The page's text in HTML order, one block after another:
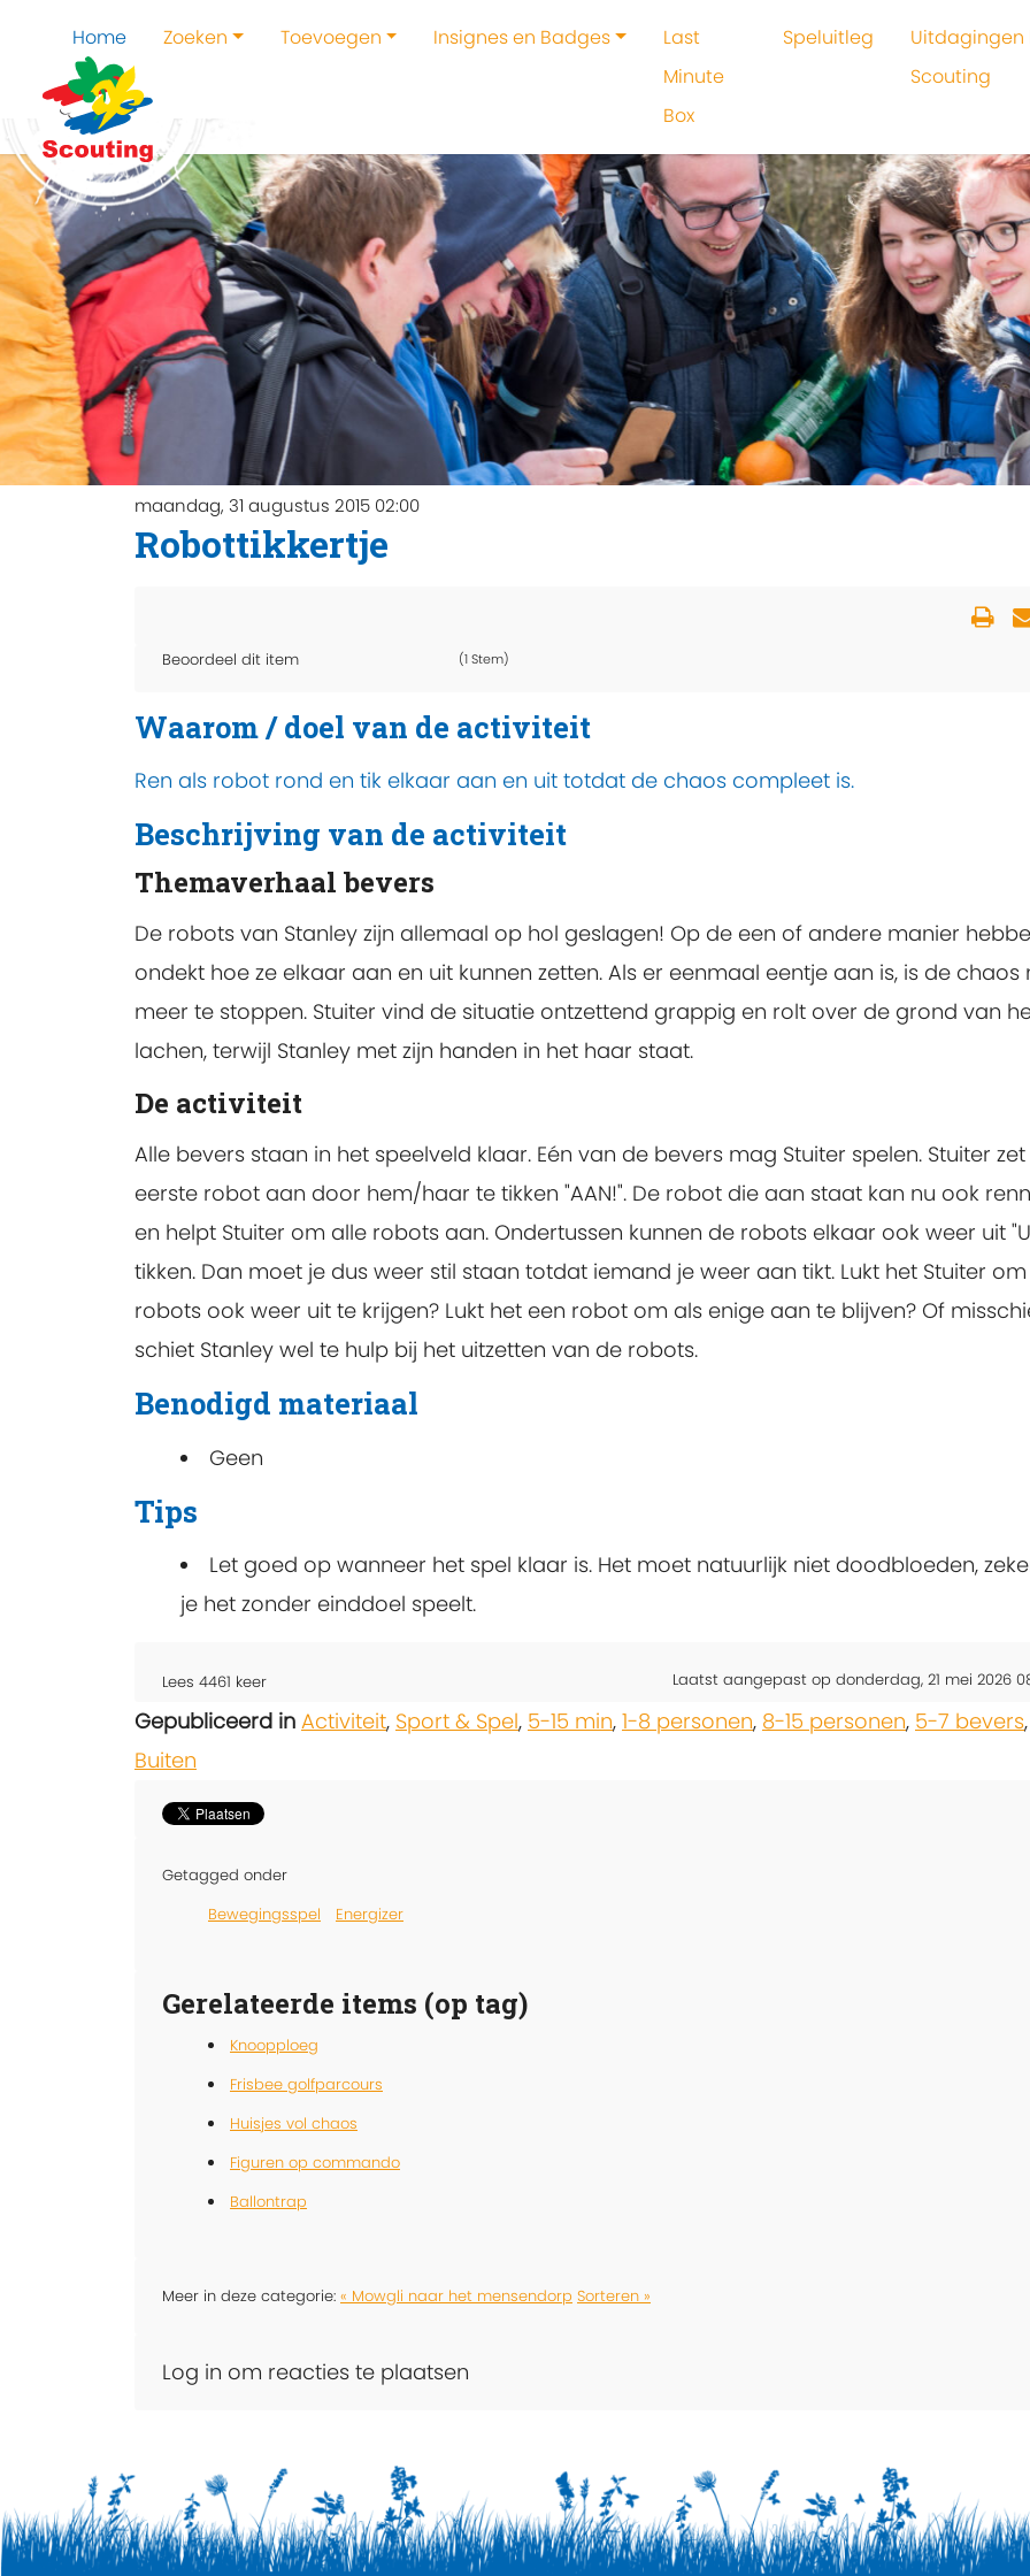
Home Zoeken Toevoegen Insignes en Badges
Last
Minute
Box
Speluitleg
Uitdagingen
Scouting
maandag, 31 augustus 2015 02:00
Robottikkertje
Beoordeel dit item (1 Stem)
Waarom / doel van de activiteit
Ren als robot rond en tik elkaar aan en uit totdat de chaos compleet is.
Beschrijving van de activiteit
Themaverhaal bevers
De robots van Stanley zijn allemaal op hol geslagen! Op de een of andere manier
ondekt hoe ze elkaar aan en uit kunnen zetten. Als er eenmaal eentje aan is, is de chaos
meer te stoppen. Stuiter vind de situatie ontzettend grappig en rolt over de grond van
lachen, terwijl Stanley met zijn handen in het haar staat.
De activiteit
Alle bevers staan in het speelveld klaar. Eén van de bevers mag Stuiter spelen. Stuiter
eerste robot aan door hem/haar te tikken "AAN!". De robot die aan staat kan nu ook
en helpt Stuiter om alle robots aan. Ondertussen kunnen de robots elkaar ook weer uit
tikken. Dan moet je dus weer stil staan totdat iemand je weer aan tikt. Lukt het Stuiter
robots ook weer uit te krijgen? Lukt het een robot om als enige aan te blijven? Of
schiet Stanley wel te hulp bij het uitzetten van de robots.
Benodigd materiaal
Geen
Tips
Let goed op wanneer het spel klaar is. Het moet natuurlijk niet doodbloeden,
je het zonder einddoel speelt.
Lees 4461 keer Laatst aangepast op donderdag, 21 mei 2026
Gepubliceerd in Activiteit, Sport & Spel, 5-15 min, 1-8 personen, 8-15 personen, 5-7 bevers,
Buiten
Getagged onder
Bewegingsspel
Energizer
Gerelateerde items (op tag)
Knoopploeg
Frisbee golfparcours
Huisjes vol chaos
Figuren op commando
Ballontrap
Meer in deze categorie: « Mowgli naar het mensendorp Sorteren »
Log in om reacties te plaatsen